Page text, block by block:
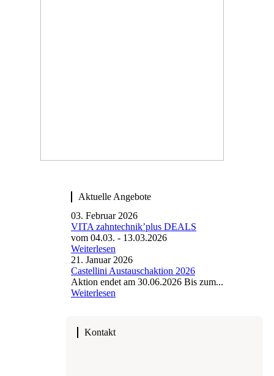
Aktuelle Angebote
03. Februar 2026
VITA zahntechnik’plus DEALS
vom 04.03. - 13.03.2026
Weiterlesen
21. Januar 2026
Castellini Austauschaktion 2026
Aktion endet am 30.06.2026 Bis zum...
Weiterlesen
Kontakt